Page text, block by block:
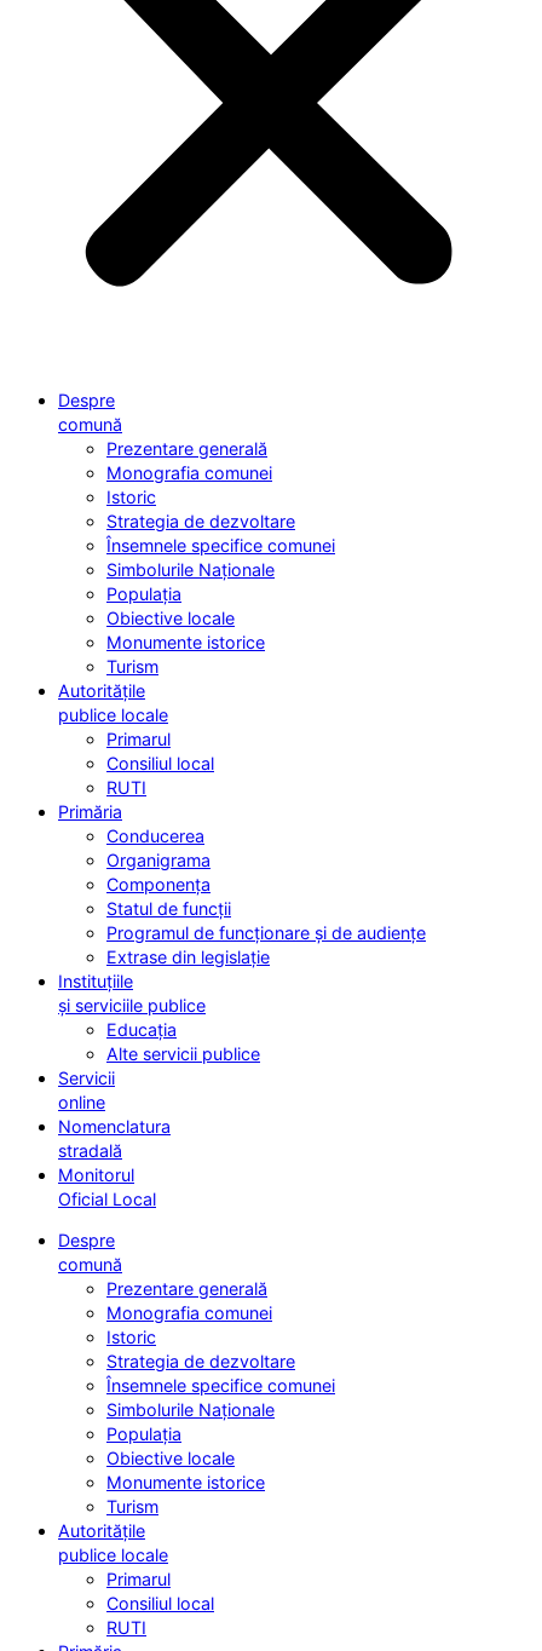
Despre
comună
Prezentare generală
Monografia comunei
Istoric
Strategia de dezvoltare
Însemnele specifice comunei
Simbolurile Naționale
Populația
Obiective locale
Monumente istorice
Turism
Autoritățile
publice locale
Primarul
Consiliul local
RUTI
Primăria
Conducerea
Organigrama
Componența
Statul de funcții
Programul de funcționare și de audiențe
Extrase din legislație
Instituțiile
și serviciile publice
Educația
Alte servicii publice
Servicii
online
Nomenclatura
stradală
Monitorul
Oficial Local
Despre
comună
Prezentare generală
Monografia comunei
Istoric
Strategia de dezvoltare
Însemnele specifice comunei
Simbolurile Naționale
Populația
Obiective locale
Monumente istorice
Turism
Autoritățile
publice locale
Primarul
Consiliul local
RUTI